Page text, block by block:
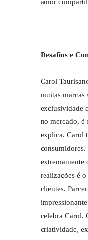
amor
Desafios e
Carol
muitas marcas
exclusividade
no mercado, é
explica. Carol
consumidores.
extremamente
realizações é
clientes.
celebra Carol.
criatividade,